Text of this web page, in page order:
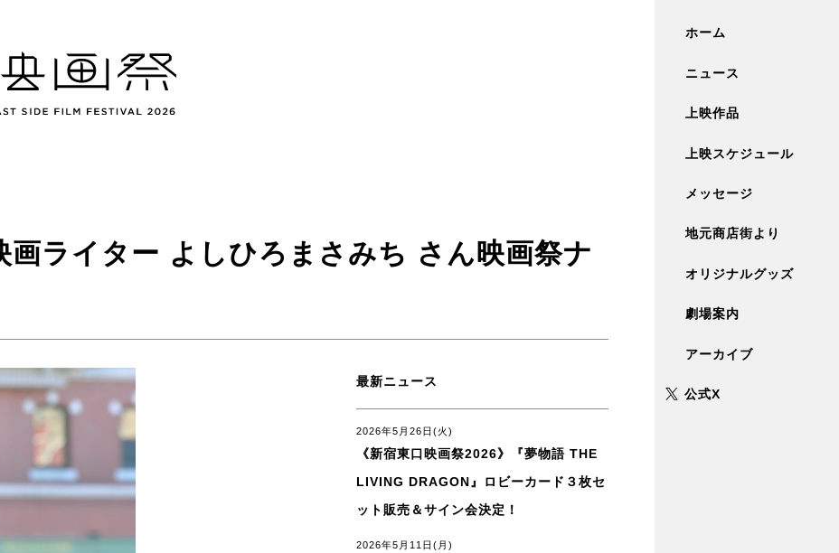
ホーム
ニュース
上映作品
上映スケジュール
メッセージ
地元商店街より
オリジナルグッズ
劇場案内
アーカイブ
公式X
画ライター よしひろまさみち さん映画祭ナ
最新ニュース
2026年5月26日(火)
《新宿東口映画祭2026》『夢物語 THE
LIVING DRAGON』ロビーカード３枚セ
ット販売＆サイン会決定！
2026年5月11日(月)